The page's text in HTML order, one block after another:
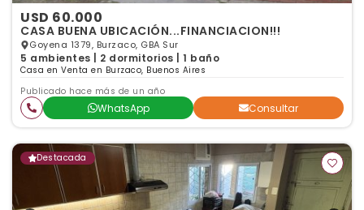
USD 60.000
CASA BUENA UBICACIÓN...FINANCIACION!!!
Goyena 1379, Burzaco, GBA Sur
5 ambientes | 2 dormitorios | 1 baño
Casa en Venta en Burzaco, Buenos Aires
Publicado hace más de un año
WhatsApp Consultar
Destacada